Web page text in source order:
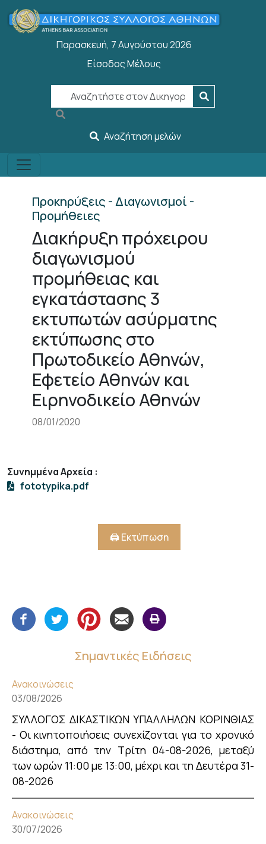
Παράκαμψη προς το κυρίως περιεχόμενο
Παρασκευή, 7 Αυγούστου 2026
User account menu
Είσοδος Μέλους
Αναζήτηση μελών
Προκηρύξεις - Διαγωνισμοί -
Προμήθειες
Διακήρυξη πρόχειρου
διαγωνισμού
προμήθειας και
εγκατάστασης 3
εκτυπωτών ασύρματης
εκτύπωσης στο
Πρωτοδικείο Αθηνών,
Εφετείο Αθηνών και
Ειρηνοδικείο Αθηνών
08/01/2020
Σημαντικές Ειδήσεις
Ανακοινώσεις
03/08/2026
ΣΥΛΛΟΓΟΣ ΔΙΚΑΣΤΙΚΩΝ ΥΠΑΛΛΗΛΩΝ ΚΟΡΙΝΘΙΑΣ
- Οι κινητοποιήσεις συνεχίζονται για το χρονικό
διάστημα, από την Τρίτη 04-08-2026, μεταξύ
των ωρών 11:00 με 13:00, μέχρι και τη Δευτέρα 31-
08-2026
Ανακοινώσεις
30/07/2026
Συνημμένα Αρχεία :
fototypika.pdf
🖨️ Εκτύπωση